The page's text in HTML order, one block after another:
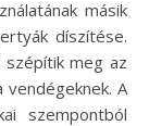
másik
díszítése.
meg az
A
szempontból